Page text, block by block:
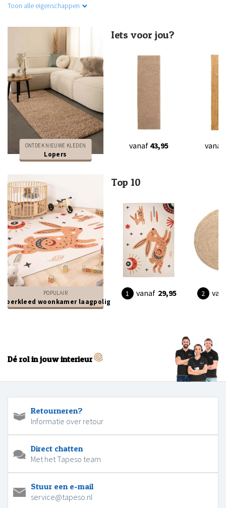
Toon alle eigenschappen
ONTDEK NIEUWE KLEDEN
Lopers
Iets voor jou?
vanaf 43,95 vanaf
POPULAIR
vloerkleed woonkamer laagpolig
Top 10
vanaf 29,95
Dé rol in jouw interieur
Retourneren?
Informatie over retour
Direct chatten
Met het Tapeso team
Stuur een e-mail
service@tapeso.nl